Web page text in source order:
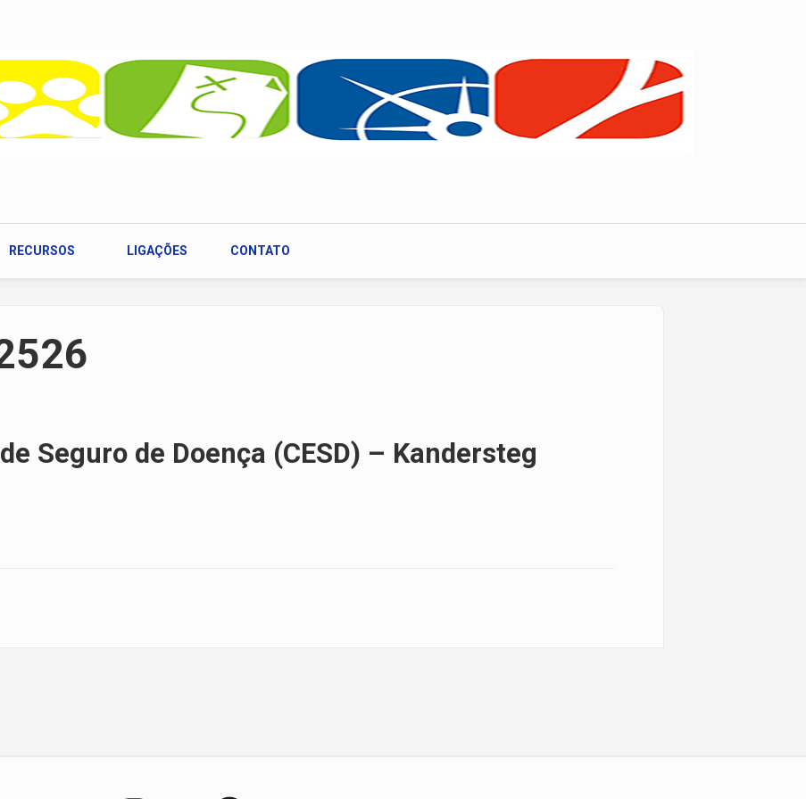
RECURSOS LIGAÇÕES CONTATO
Seguro de Doença (CESD) – Kandersteg